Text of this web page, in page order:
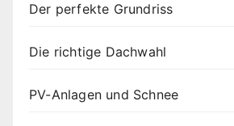
Der perfekte Grundriss
Die richtige Dachwahl
PV-Anlagen und Schnee